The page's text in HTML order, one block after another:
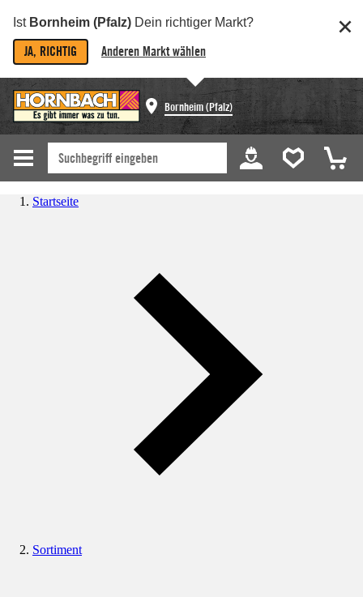
Ist Bornheim (Pfalz) Dein richtiger Markt?
JA, RICHTIG Anderen Markt wählen
Bornheim (Pfalz)
Startseite
Sortiment